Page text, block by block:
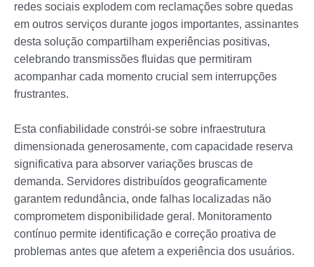
redes sociais explodem com reclamações sobre quedas
em outros serviços durante jogos importantes, assinantes
desta solução compartilham experiências positivas,
celebrando transmissões fluidas que permitiram
acompanhar cada momento crucial sem interrupções
frustrantes.
Esta confiabilidade constrói-se sobre infraestrutura
dimensionada generosamente, com capacidade reserva
significativa para absorver variações bruscas de
demanda. Servidores distribuídos geograficamente
garantem redundância, onde falhas localizadas não
comprometem disponibilidade geral. Monitoramento
contínuo permite identificação e correção proativa de
problemas antes que afetem a experiência dos usuários.